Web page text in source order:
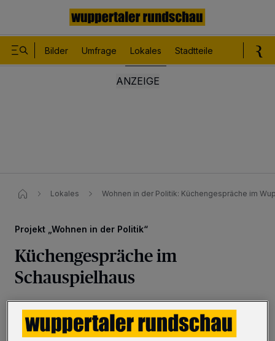
Bilder Umfrage Lokales Stadtteile
Lokales Wohnen in der Politik: Küchengespräche im
Projekt „Wohnen in der Politik“
Küchengespräche im
Schauspielhaus
Wuppertal·Jetzt kommt wieder Leben ins
Schauspielhaus. Zumindest vorübergehend. Im
Rahmen des Projektes „Wohnen in der Politik“